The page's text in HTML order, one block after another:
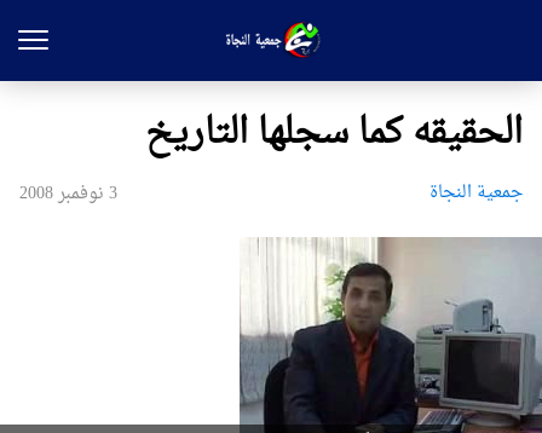
الحقيقه كما سجلها التاريخ
جمعیة النجاة 3 نوفمبر 2008